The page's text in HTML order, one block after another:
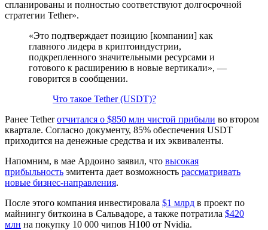
спланированы и полностью соответствуют долгосрочной
стратегии Tether».
«Это подтверждает позицию [компании] как
главного лидера в криптоиндустрии,
подкрепленного значительными ресурсами и
готового к расширению в новые вертикали», —
говорится в сообщении.
Что такое Tether (USDT)?
Ранее Tetherотчитался о $850 млн чистой прибыли во втором
квартале. Согласно документу, 85% обеспечения USDT
приходится на денежные средства и их эквиваленты.
Напомним, в мае Ардоино заявил, что высокая
прибыльность эмитента дает возможность рассматривать
новые бизнес-направления.
После этого компания инвестировала $1 млрд в проект по
майнингу биткоина в Сальвадоре, а также потратила $420
млн на покупку 10 000 чипов H100 от Nvidia.